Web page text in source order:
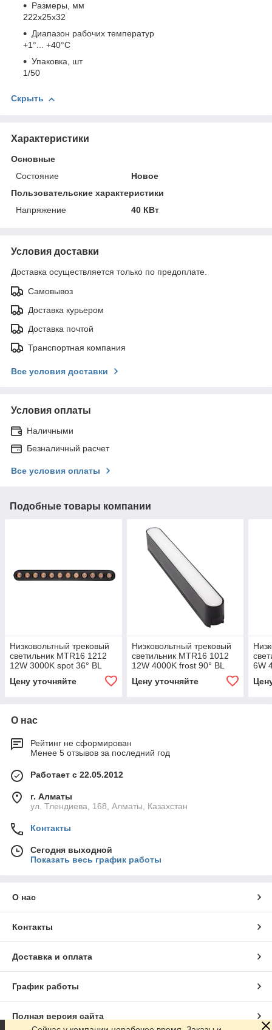
Размеры, мм
222x25x32
Диапазон рабочих температур
+1°... +40°C
Упаковка, шт
1/50
Скрыть
Характеристики
Основные
Состояние
Новое
Пользовательские характеристики
Напряжение
40 КВт
Условия доставки
Доставка осуществляется только по предоплате.
Самовывоз
Доставка курьером
Доставка почтой
Транспортная компания
Все условия доставки
Условия оплаты
Наличными
Безналичный расчет
Все условия оплаты
Подобные товары компании
Низковольтный трековый
светильник MTR16 1212
12W 3000K spot 36° BL
Цену уточняйте
Низковольтный трековый
светильник MTR16 1012
12W 4000K frost 90° BL
Цену уточняйте
6W
О нас
Рейтинг не сформирован
Менее 5 отзывов за последний год
Работает с 22.05.2012
г. Алматы
ул. Тлендиева, 168, Алматы, Казахстан
Контакты
Сегодня выходной
Показать весь график работы
О нас
Контакты
Доставка и оплата
График работы
Полная версия сайта